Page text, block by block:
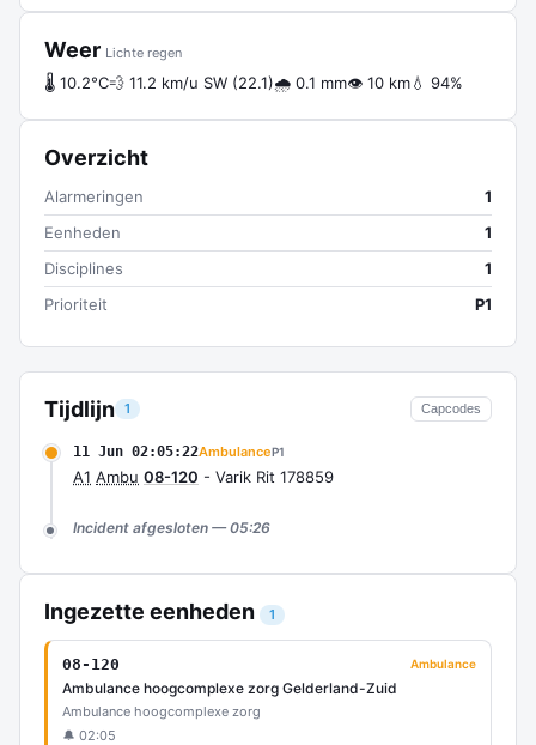
Tijdlijn 1 Capcodes
11 Jun 02:05:22AmbulanceP1
A1 Ambu 08-120 - Varik Rit 178859
Incident afgesloten — 05:26
Ingezette eenheden 1
08-120 Ambulance
Ambulance hoogcomplexe zorg Gelderland-Zuid
Ambulance hoogcomplexe zorg
🔔 02:05
Weer Lichte regen
🌡 10.2°C💨 11.2 km/u SW (22.1)🌧 0.1 mm👁 10 km💧 94%
Overzicht
Alarmeringen
1
Eenheden
1
Disciplines
1
Prioriteit
P1